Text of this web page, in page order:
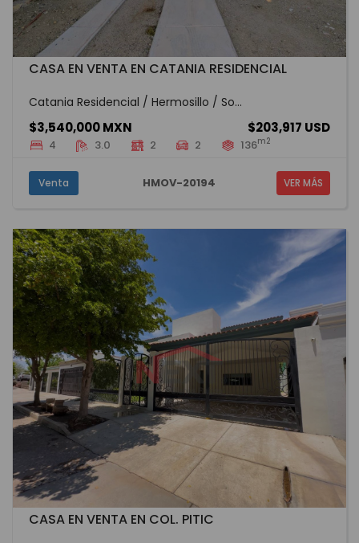
CASA EN VENTA EN CATANIA RESIDENCIAL
Catania Residencial / Hermosillo / So...
$3,540,000 MXN $203,917 USD
4 3.0 2 2 136m2
Venta HMOV-20194 VER MÁS
CASA EN VENTA EN COL. PITIC